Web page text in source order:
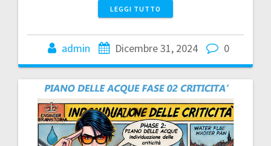
LEGGI TUTTO
admin Dicembre 31, 2024 0